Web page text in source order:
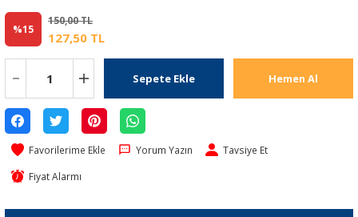
%15
150,00 TL
127,50 TL
Sepete Ekle Hemen Al
Yorum Yazın Tavsiye Et
Fiyat Alarmı